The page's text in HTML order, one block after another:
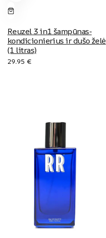
Reuzel 3 in1 šampūnas-
kondicionierius ir dušo želė
(1 litras)
29.95 €